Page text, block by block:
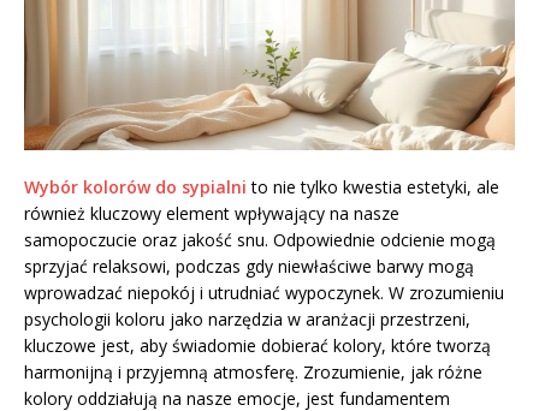
Wybór kolorów do sypialni to nie tylko kwestia estetyki, ale
również kluczowy element wpływający na nasze
samopoczucie oraz jakość snu. Odpowiednie odcienie mogą
sprzyjać relaksowi, podczas gdy niewłaściwe barwy mogą
wprowadzać niepokój i utrudniać wypoczynek. W zrozumieniu
psychologii koloru jako narzędzia w aranżacji przestrzeni,
kluczowe jest, aby świadomie dobierać kolory, które tworzą
harmonijną i przyjemną atmosferę. Zrozumienie, jak różne
kolory oddziałują na nasze emocje, jest fundamentem